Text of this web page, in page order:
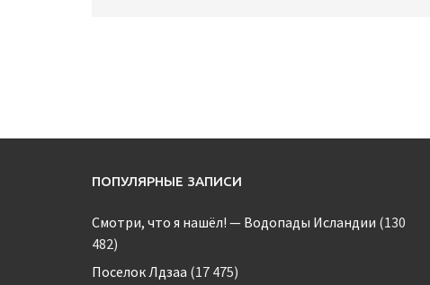
ПОПУЛЯРНЫЕ ЗАПИСИ
Смотри, что я нашёл! — Водопады Исландии (130
482)
Поселок Лдзаа (17 475)